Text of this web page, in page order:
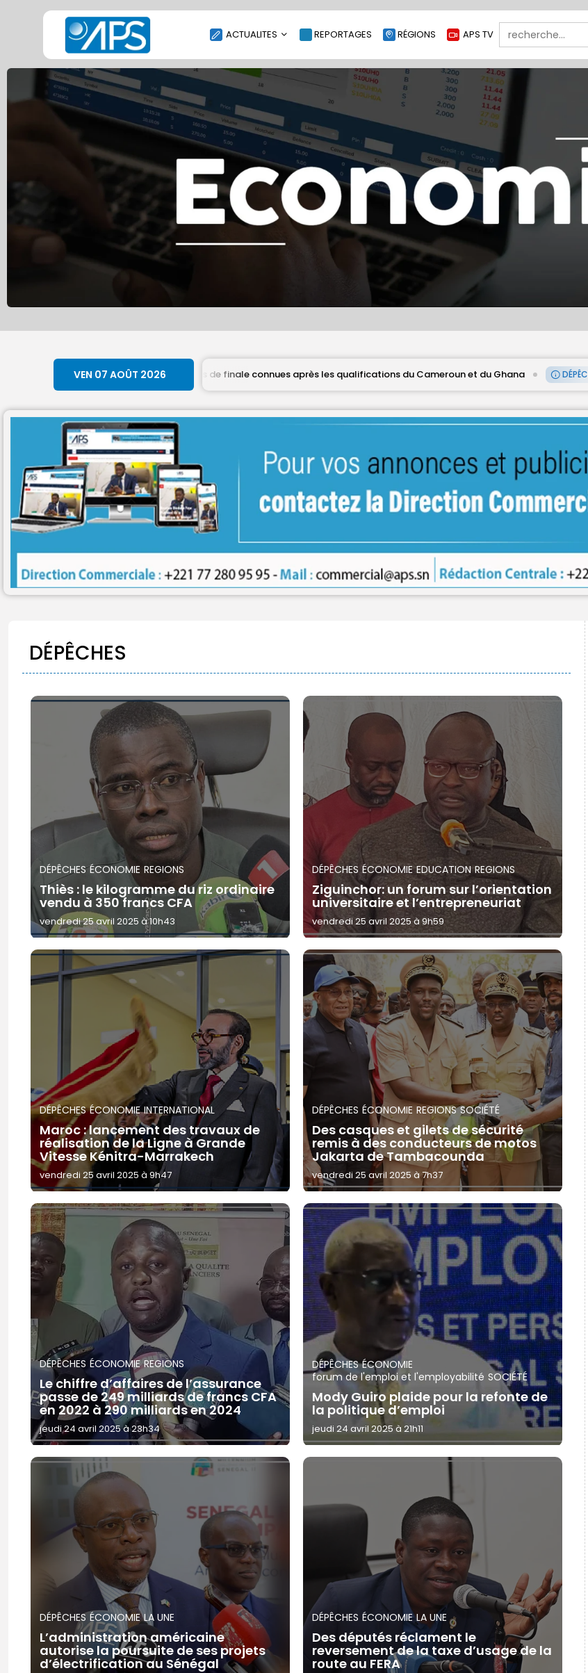
ACTUALITES
POLITIQUE
SOCIÉTÉ
ÉCONOMIE
CULTURE
SPORT
ENVIRONNEMENT
INTERNATIONAL
REPORTAGES RÉGIONS APS TV
Search
for:
VEN 07 AOÛT 2026
des quarts de finale connues après les qualifications du Cameroun et du Ghana DÉPÊCHES Une hausse en
DÉPÊCHES
DÉPÊCHES ÉCONOMIE REGIONS
Thiès : le kilogramme du riz ordinaire
vendu à 350 francs CFA
vendredi 25 avril 2025 à 10h43
DÉPÊCHES ÉCONOMIE EDUCATION REGIONS
Ziguinchor: un forum sur l’orientation
universitaire et l’entrepreneuriat
vendredi 25 avril 2025 à 9h59
DÉPÊCHES ÉCONOMIE INTERNATIONAL
Maroc : lancement des travaux de
réalisation de la Ligne à Grande
Vitesse Kénitra-Marrakech
vendredi 25 avril 2025 à 9h47
DÉPÊCHES ÉCONOMIE REGIONS SOCIÉTÉ
Des casques et gilets de sécurité
remis à des conducteurs de motos
Jakarta de Tambacounda
vendredi 25 avril 2025 à 7h37
DÉPÊCHES ÉCONOMIE REGIONS
Le chiffre d’affaires de l’assurance
passe de 249 milliards de francs CFA
en 2022 à 290 milliards en 2024
jeudi 24 avril 2025 à 23h34
DÉPÊCHES ÉCONOMIE
forum de l'emploi et l'employabilité SOCIÉTÉ
Mody Guiro plaide pour la refonte de
la politique d’emploi
jeudi 24 avril 2025 à 21h11
DÉPÊCHES ÉCONOMIE LA UNE
L’administration américaine
autorise la poursuite de ses projets
d’électrification au Sénégal
DÉPÊCHES ÉCONOMIE LA UNE
Des députés réclament le
reversement de la taxe d’usage de la
route au FERA